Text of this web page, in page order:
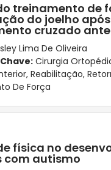
treinamento de
do joelho
cruzado
Lima De Oliveira
Cirurgia
, Reabilitação,
De Força
física no
com autismo